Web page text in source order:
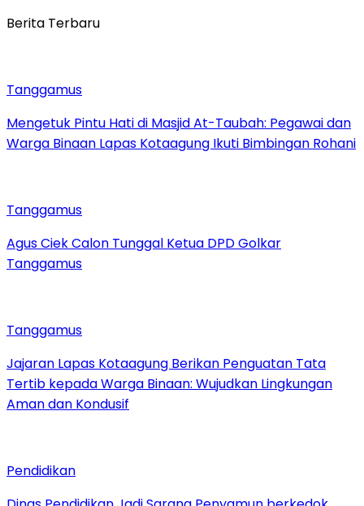
Berita Terbaru
Tanggamus
Mengetuk Pintu Hati di Masjid At-Taubah: Pegawai dan
Warga Binaan Lapas Kotaagung Ikuti Bimbingan Rohani
Tanggamus
Agus Ciek Calon Tunggal Ketua DPD Golkar
Tanggamus
Tanggamus
Jajaran Lapas Kotaagung Berikan Penguatan Tata
Tertib kepada Warga Binaan: Wujudkan Lingkungan
Aman dan Kondusif
Pendidikan